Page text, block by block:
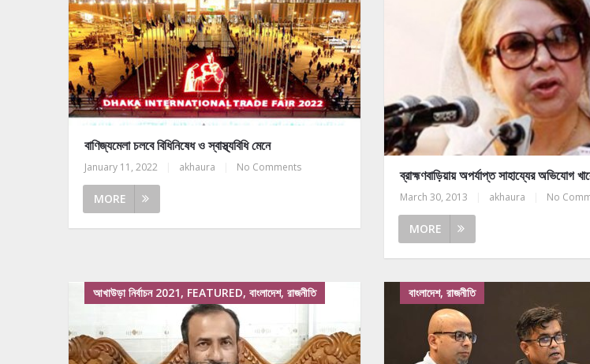
বাণিজ্যমেলা চলবে বিধিনিষেধ ও স্বাস্থ্যবিধি মেনে
January 11, 2022 akhaura No Comments
MORE
ব্রাহ্মণবাড়িয়ায় অপর্যাপ্ত সাহায্যের অভিযোগ
March 30, 2013 akhaura No
MORE
আখাউড়া নির্বাচন 2021, FEATURED, বাংলাদেশ, রাজনীতি বাংলাদেশ, রাজনীতি